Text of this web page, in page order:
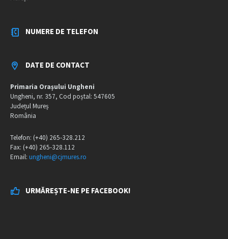
NUMERE DE TELEFON
DATE DE CONTACT
Primaria Orașului Ungheni
Ungheni, nr. 357, Cod poștal: 547605
Județul Mureș
România
Telefon: (+40) 265-328.212
Fax: (+40) 265-328.112
Email: ungheni@cjmures.ro
URMĂREȘTE-NE PE FACEBOOK!